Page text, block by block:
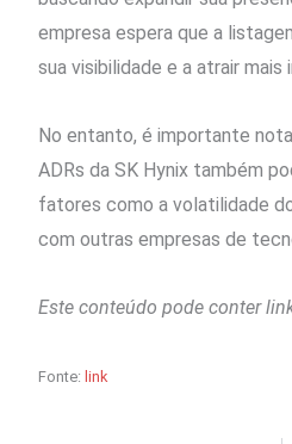
empresa espera que a
sua visibilidade e a atrair mais
No entanto, é importante
ADRs da SK Hynix também
fatores como a volatilidade
com outras empresas de
Este conteúdo pode conter
Fonte: link